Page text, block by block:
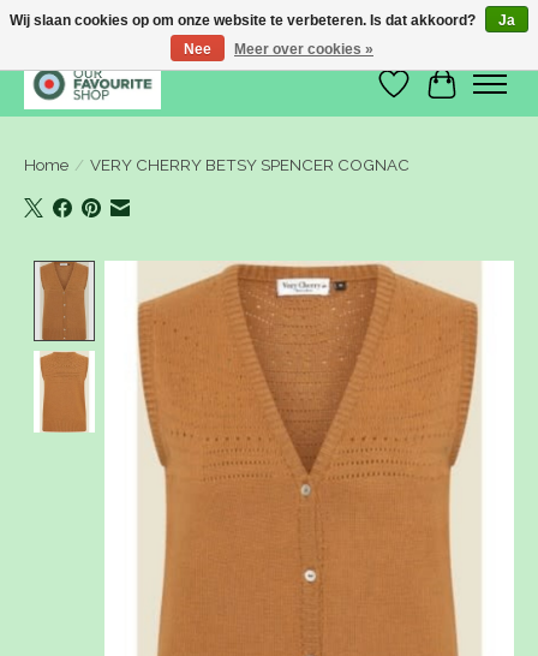
Verlanglijst
Home / VERY CHERRY BETSY SPENCER COGNAC
Product image slideshow Items
Wij slaan cookies op om onze website te verbeteren. Is dat akkoord?
Ja
Nee
Meer over cookies »